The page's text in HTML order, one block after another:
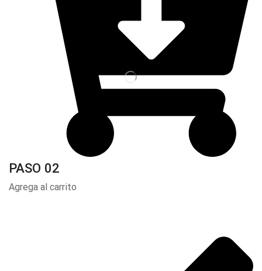
PASO 02
Agrega al carrito